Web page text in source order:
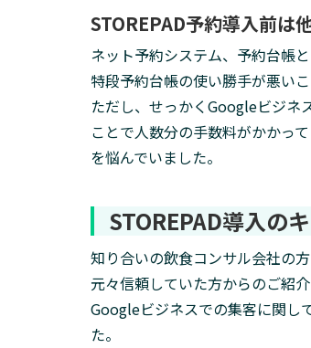
STOREPAD予約導入前は
ネット予約システム、予約台帳
特段予約台帳の使い勝手が悪い
ただし、せっかくGoogleビジネ
ことで人数分の手数料がかかっ
を悩んでいました。
STOREPAD導入の
知り合いの飲食コンサル会社の
元々信頼していた方からのご紹
Googleビジネスでの集客に関し
た。